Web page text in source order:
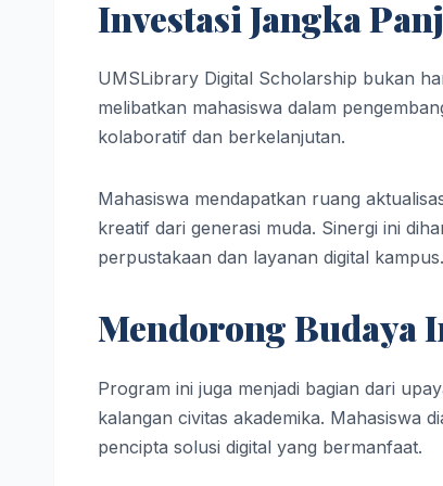
Investasi Jangka
UMSLibrary Digital Scholarship bukan
melibatkan mahasiswa dalam
kolaboratif dan berkelanjutan.
Mahasiswa mendapatkan ruang
kreatif dari generasi muda. Sinergi ini
perpustakaan dan layanan digital kampus.
Mendorong Budaya
Program ini juga menjadi bagian dari
kalangan civitas akademika. Mahasiswa
pencipta solusi digital yang bermanfaat.